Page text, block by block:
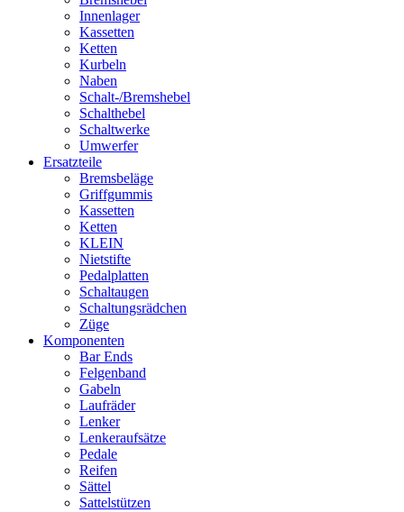
Innenlager
Kassetten
Ketten
Kurbeln
Naben
Schalt-/Bremshebel
Schalthebel
Schaltwerke
Umwerfer
Ersatzteile
Bremsbeläge
Griffgummis
Kassetten
Ketten
KLEIN
Nietstifte
Pedalplatten
Schaltaugen
Schaltungsrädchen
Züge
Komponenten
Bar Ends
Felgenband
Gabeln
Laufräder
Lenker
Lenkeraufsätze
Pedale
Reifen
Sättel
Sattelstützen